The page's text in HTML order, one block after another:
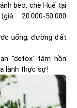
bèo, chè Huế tại
20.000-50.000
uống; đường đất
"detox" tâm hồn
lành thực sự!